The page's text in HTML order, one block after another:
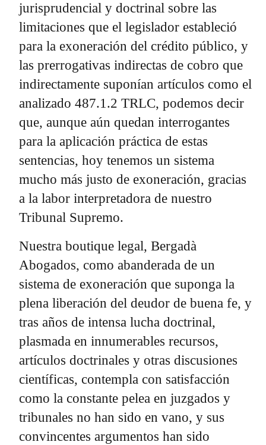
jurisprudencial y doctrinal sobre las
limitaciones que el legislador estableció
para la exoneración del crédito público, y
las prerrogativas indirectas de cobro que
indirectamente suponían artículos como el
analizado 487.1.2 TRLC, podemos decir
que, aunque aún quedan interrogantes
para la aplicación práctica de estas
sentencias, hoy tenemos un sistema
mucho más justo de exoneración, gracias
a la labor interpretadora de nuestro
Tribunal Supremo.
Nuestra boutique legal, Bergadà
Abogados, como abanderada de un
sistema de exoneración que suponga la
plena liberación del deudor de buena fe, y
tras años de intensa lucha doctrinal,
plasmada en innumerables recursos,
artículos doctrinales y otras discusiones
científicas, contempla con satisfacción
como la constante pelea en juzgados y
tribunales no han sido en vano, y sus
convincentes argumentos han sido